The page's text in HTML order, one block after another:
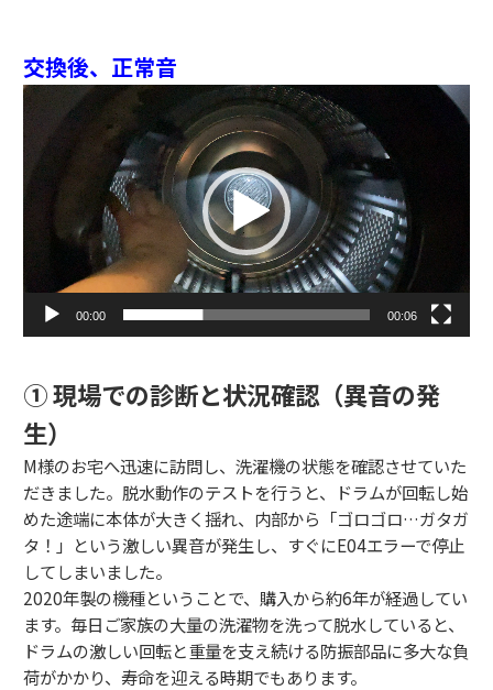
交換後、正常音
動
画
プ
ー
ー
00:00 00:06
① 現場での診断と状況確認（異音の発
生）
M様のお宅へ迅速に訪問し、洗濯機の状態を確認させていた
だきました。脱水動作のテストを行うと、ドラムが回転し始
めた途端に本体が大きく揺れ、内部から「ゴロゴロ…ガタガ
タ！」という激しい異音が発生し、すぐにE04エラーで停止
してしまいました。
2020年製の機種ということで、購入から約6年が経過してい
ます。毎日ご家族の大量の洗濯物を洗って脱水していると、
ドラムの激しい回転と重量を支え続ける防振部品に多大な負
荷がかかり、寿命を迎える時期でもあります。